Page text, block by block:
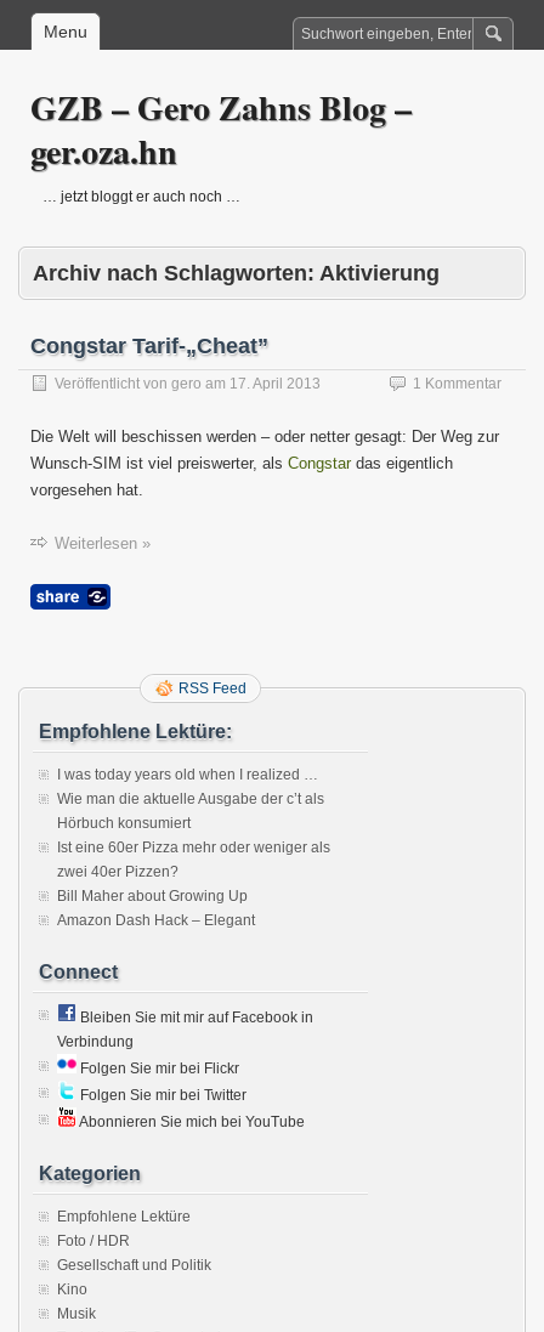
Menu
GZB – Gero Zahns Blog –
ger.oza.hn
… jetzt bloggt er auch noch …
Archiv nach Schlagworten: Aktivierung
Congstar Tarif-„Cheat”
Veröffentlicht von gero am 17. April 2013 1 Kommentar
Die Welt will beschissen werden – oder netter gesagt: Der Weg zur
Wunsch-SIM ist viel preiswerter, als Congstardas eigentlich
vorgesehen hat.
Weiterlesen »
RSS Feed
Empfohlene Lektüre:
I was today years old when I realized …
Wie man die aktuelle Ausgabe der c’t als
Hörbuch konsumiert
Ist eine 60er Pizza mehr oder weniger als
zwei 40er Pizzen?
Bill Maher about Growing Up
Amazon Dash Hack – Elegant
Connect
Bleiben Sie mit mir auf Facebook in
Verbindung
Folgen Sie mir bei Flickr
Folgen Sie mir bei Twitter
Abonnieren Sie mich bei YouTube
Kategorien
Empfohlene Lektüre
Foto / HDR
Gesellschaft und Politik
Kino
Musik